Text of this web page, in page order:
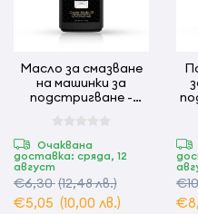
Масло за смазване
на машинки за
подстригване -
Очаквана
доставка: сряда, 12
август
€6,30(12,48 лв.)
€5,05 (10,00 лв.)